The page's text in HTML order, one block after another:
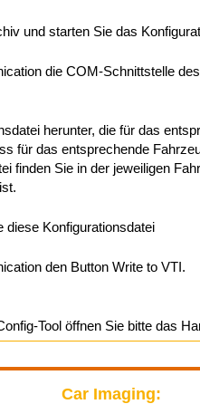
und starten Sie das
die COM-Schnittstelle
herunter, die für das
für das entsprechende
finden Sie in der jeweiligen
diese Konfigurationsdatei
den Button Write to VTI.
Tool öffnen Sie bitte das
Car Imaging: